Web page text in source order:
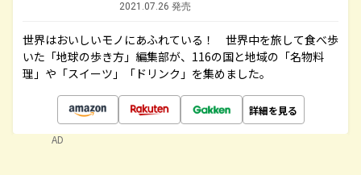
2021.07.26 発売
世界はおいしいモノにあふれている！ 世界中を旅して食べ歩
いた「地球の歩き方」編集部が、116の国と地域の「名物料
理」や「スイーツ」「ドリンク」を集めました。
詳細を見る
AD